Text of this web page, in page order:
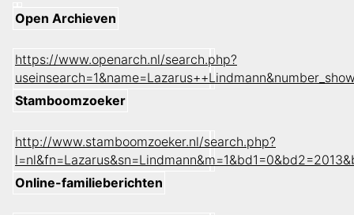
Open Archieven
https://www.openarch.nl/search.php?
Stamboomzoeker
http://www.stamboomzoeker.nl/search.php?
Online-familieberichten